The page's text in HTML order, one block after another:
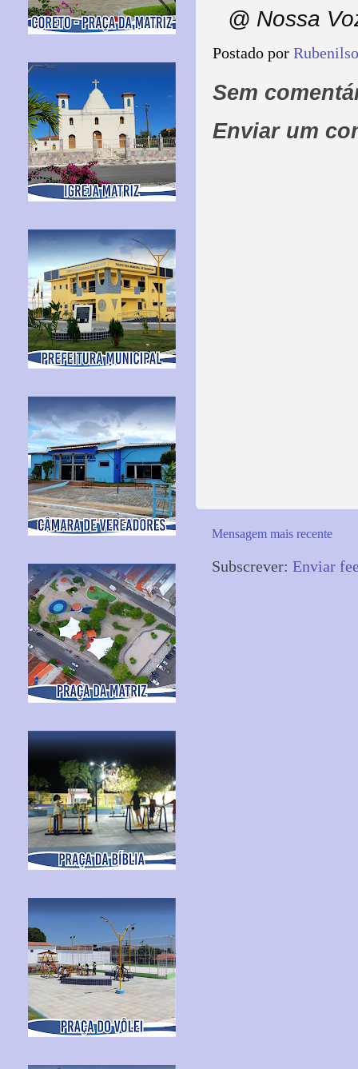
@ Nossa
Postado por
Sem
Enviar um
Mensagem mais recente
Subscrever: Enviar